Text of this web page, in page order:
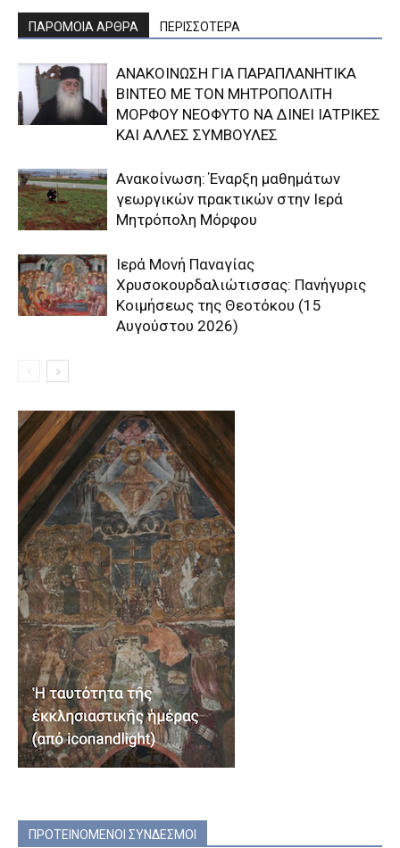
ΠΑΡΟΜΟΙΑ ΑΡΘΡΑ ΠΕΡΙΣΣΟΤΕΡΑ
ΑΝΑΚΟΙΝΩΣΗ ΓΙΑ ΠΑΡΑΠΛΑΝΗΤΙΚΑ
ΒΙΝΤΕΟ ΜΕ ΤΟΝ ΜΗΤΡΟΠΟΛΙΤΗ
ΜΟΡΦΟΥ ΝΕΟΦΥΤΟ ΝΑ ΔΙΝΕΙ ΙΑΤΡΙΚΕΣ
ΚΑΙ ΑΛΛΕΣ ΣΥΜΒΟΥΛΕΣ
Ανακοίνωση: Έναρξη μαθημάτων
γεωργικών πρακτικών στην Ιερά
Μητρόπολη Μόρφου
Ιερά Μονή Παναγίας
Χρυσοκουρδαλιώτισσας: Πανήγυρις
Κοιμήσεως της Θεοτόκου (15
Αυγούστου 2026)
ΠΡΟΤΕΙΝΟΜΕΝΟΙ ΣΥΝΔΕΣΜΟΙ